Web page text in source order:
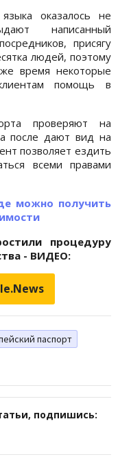
оказалось не
написанный
присягу
людей, поэтому
время некоторые
помощь в
проверяют на
а после дают вид на
позволяет ездить
всеми правами
можно получить
процедуру
- ВИДЕО:
паспорт
подпишись: